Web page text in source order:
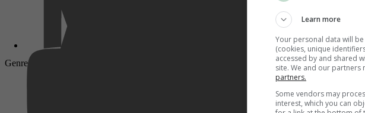
Genre: Economie & Financiën, Financien & Boekhouding, Financien, Economie, Macro-
Learn more
Your personal data will
(cookies, unique
accessed by and shared
site. We and our partners
partners.
Some vendors may
interest, which you can